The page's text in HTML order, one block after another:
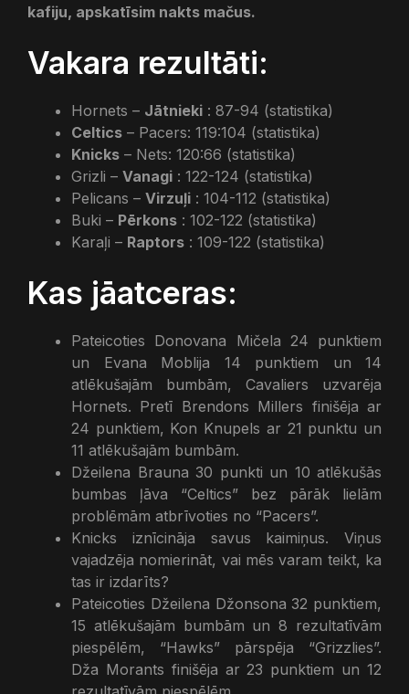
kafiju, apskatīsim nakts mačus.
Vakara rezultāti:
Hornets – Jātnieki : 87-94 (statistika)
Celtics – Pacers: 119:104 (statistika)
Knicks – Nets: 120:66 (statistika)
Grizli – Vanagi : 122-124 (statistika)
Pelicans – Virzuļi : 104-112 (statistika)
Buki – Pērkons : 102-122 (statistika)
Karaļi – Raptors : 109-122 (statistika)
Kas jāatceras:
Pateicoties Donovana Mičela 24 punktiem
un Evana Moblija 14 punktiem un 14
atlēkušajām bumbām, Cavaliers uzvarēja
Hornets. Pretī Brendons Millers finišēja ar
24 punktiem, Kon Knupels ar 21 punktu un
11 atlēkušajām bumbām.
Džeilena Brauna 30 punkti un 10 atlēkušās
bumbas ļāva “Celtics” bez pārāk lielām
problēmām atbrīvoties no “Pacers”.
Knicks iznīcināja savus kaimiņus. Viņus
vajadzēja nomierināt, vai mēs varam teikt, ka
tas ir izdarīts?
Pateicoties Džeilena Džonsona 32 punktiem,
15 atlēkušajām bumbām un 8 rezultatīvām
piespēlēm, “Hawks” pārspēja “Grizzlies”.
Dža Morants finišēja ar 23 punktiem un 12